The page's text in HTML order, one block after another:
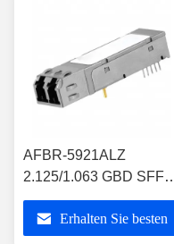
AFBR-5921ALZ
2.125/1.063 GBD SFF
2x5 Transceiver für
Faser-Kanal/Speicher
Erhalten Sie besten